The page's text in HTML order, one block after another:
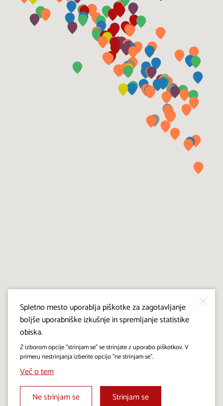
Spletno mesto uporablja piškotke za zagotavljanje
boljše uporabniške izkušnje in spremljanje statistike
obiska.
Z izborom opcije "strinjam se" se strinjate z uporabo piškotkov. V
primeru nestrinjanja izberite opcijo "ne strinjam se".
Več o tem
Ne strinjam se
Strinjam se